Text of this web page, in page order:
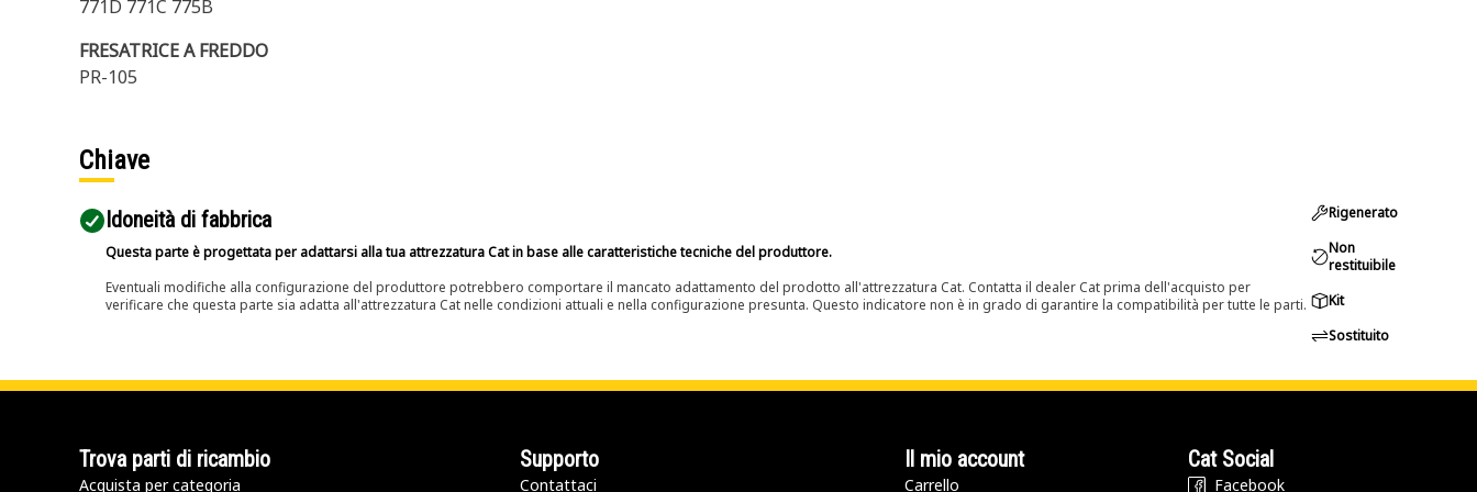
771D 771C 775B
FRESATRICE A FREDDO
PR-105
Chiave
Idoneità di fabbrica
Questa parte è progettata per adattarsi alla tua attrezzatura Cat in base alle caratteristiche tecniche del produttore.
Eventuali modifiche alla configurazione del produttore potrebbero comportare il mancato adattamento del prodotto all'attrezzatura Cat. Contatta il dealer Cat prima dell'acquisto per
verificare che questa parte sia adatta all'attrezzatura Cat nelle condizioni attuali e nella configurazione presunta. Questo indicatore non è in grado di garantire la compatibilità per tutte le parti.
Rigenerato
Non
restituibile
Kit
Sostituito
Trova parti di ricambio
Acquista per categoria
Supporto
Contattaci
Il mio account
Carrello
Cat Social
Facebook